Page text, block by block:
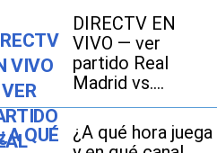
DIRECTV EN
VIVO — ver
partido Real
Madrid vs.
Ferencváros por
DGO Online
¿A qué hora juega